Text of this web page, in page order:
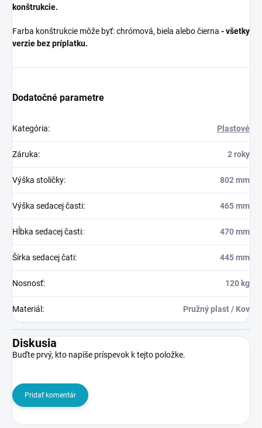
konštrukcie.
Farba konštrukcie môže byť: chrómová, biela alebo čierna - všetky
verzie bez príplatku.
Dodatočné parametre
Kategória: Plastové
Záruka: 2 roky
Výška stoličky: 802 mm
Výška sedacej časti: 465 mm
Hĺbka sedacej časti: 470 mm
Šírka sedacej čati: 445 mm
Nosnosť: 120 kg
Materiál : Pružný plast / Kov
Diskusia
Buďte prvý, kto napíše príspevok k tejto položke.
Pridať komentár